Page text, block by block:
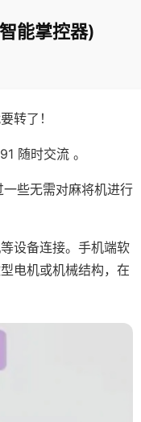
能掌控器)
转了！
随时交流 。
些无需对麻将机进行
设备连接。手机端软
电机或机械结构，在